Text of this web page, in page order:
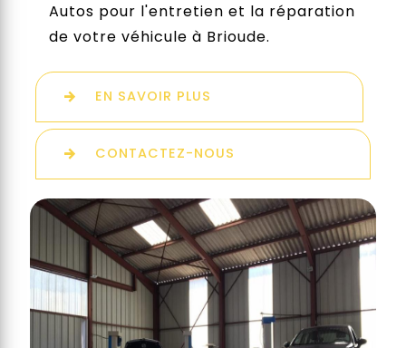
Autos pour l'entretien et la réparation
de votre véhicule à Brioude.
EN SAVOIR PLUS
CONTACTEZ-NOUS